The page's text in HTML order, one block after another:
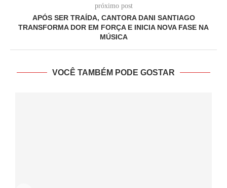
próximo post
APÓS SER TRAÍDA, CANTORA DANI SANTIAGO
TRANSFORMA DOR EM FORÇA E INICIA NOVA FASE NA
MÚSICA
VOCÊ TAMBÉM PODE GOSTAR